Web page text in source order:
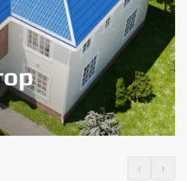
‹ ›